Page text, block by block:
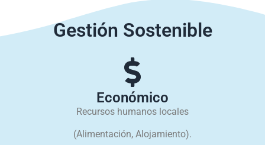
Gestión Sostenible
Económico
Recursos humanos locales
(Alimentación, Alojamiento).